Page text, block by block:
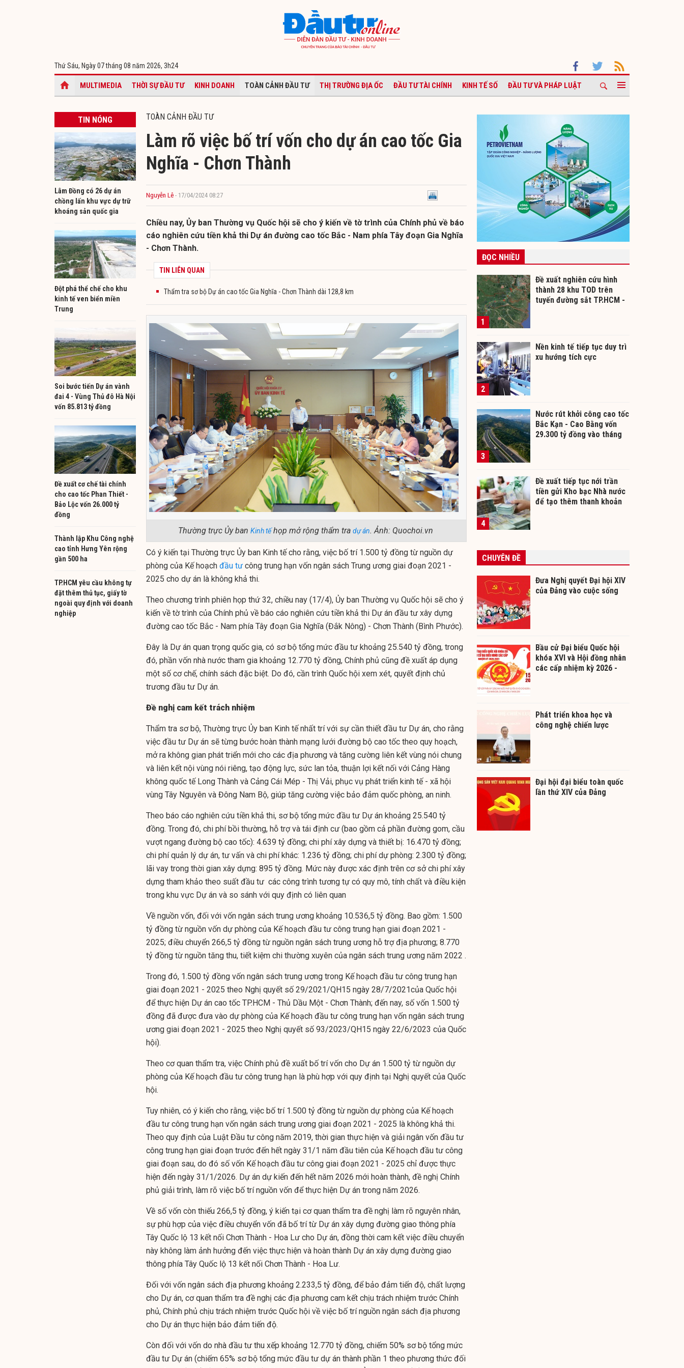
Thứ Sáu, Ngày 07 tháng 08 năm 2026, 3h24
MULTIMEDIA THỜI SỰ ĐẦU TƯ KINH DOANH TOÀN CẢNH ĐẦU TƯ THỊ TRƯỜNG ĐỊA ỐC ĐẦU TƯ TÀI CHÍNH KINH TẾ SỐ ĐẦU TƯ VÀ PHÁP LUẬT
TIN NÓNG
Lâm Đồng có 26 dự án
chồng lấn khu vực dự trữ
khoáng sản quốc gia
Đột phá thể chế cho khu
kinh tế ven biển miền
Trung
Soi bước tiến Dự án vành
đai 4 - Vùng Thủ đô Hà Nội
vốn 85.813 tỷ đồng
Đề xuất cơ chế tài chính
cho cao tốc Phan Thiết -
Bảo Lộc vốn 26.000 tỷ
đồng
Thành lập Khu Công nghệ
cao tỉnh Hưng Yên rộng
gần 500 ha
TP.HCM yêu cầu không tự
đặt thêm thủ tục, giấy tờ
ngoài quy định với doanh
nghiệp
TOÀN CẢNH ĐẦU TƯ
Làm rõ việc bố trí vốn cho dự án cao tốc Gia
Nghĩa - Chơn Thành
Nguyễn Lê - 17/04/2024 08:27
Chiều nay, Ủy ban Thường vụ Quốc hội sẽ cho ý kiến về tờ trình của Chính phủ về báo
cáo nghiên cứu tiền khả thi Dự án đường cao tốc Bắc - Nam phía Tây đoạn Gia Nghĩa
- Chơn Thành.
TIN LIÊN QUAN
Thẩm tra sơ bộ Dự án cao tốc Gia Nghĩa - Chơn Thành dài 128,8 km
Thường trực Ủy ban Kinh tếhọp mở rộng thẩm tra dự án. Ảnh: Quochoi.vn
Có ý kiến tại Thường trực Ủy ban Kinh tế cho rằng, việc bố trí 1.500 tỷ đồng từ nguồn dự
phòng của Kế hoạch đầu tư công trung hạn vốn ngân sách Trung ương giai đoạn 2021 -
2025 cho dự án là không khả thi.
Theo chương trình phiên họp thứ 32, chiều nay (17/4), Ủy ban Thường vụ Quốc hội sẽ cho ý
kiến về tờ trình của Chính phủ về báo cáo nghiên cứu tiền khả thi Dự án đầu tư xây dựng
đường cao tốc Bắc - Nam phía Tây đoạn Gia Nghĩa (Đắk Nông) - Chơn Thành (Bình Phước).
Đây là Dự án quan trọng quốc gia, có sơ bộ tổng mức đầu tư khoảng 25.540 tỷ đồng, trong
đó, phần vốn nhà nước tham gia khoảng 12.770 tỷ đồng, Chính phủ cũng đề xuất áp dụng
một số cơ chế, chính sách đặc biệt. Do đó, cần trình Quốc hội xem xét, quyết định chủ
trương đầu tư Dự án.
Đề nghị cam kết trách nhiệm
Thẩm tra sơ bộ, Thường trực Ủy ban Kinh tế nhất trí với sự cần thiết đầu tư Dự án, cho rằng
việc đầu tư Dự án sẽ từng bước hoàn thành mạng lưới đường bộ cao tốc theo quy hoạch,
mở ra không gian phát triển mới cho các địa phương và tăng cường liên kết vùng nói chung
và liên kết nội vùng nói riêng, tạo động lực, sức lan tỏa, thuận lợi kết nối với Cảng Hàng
không quốc tế Long Thành và Cảng Cái Mép - Thị Vải, phục vụ phát triển kinh tế - xã hội
vùng Tây Nguyên và Đông Nam Bộ, giúp tăng cường việc bảo đảm quốc phòng, an ninh.
Theo báo cáo nghiên cứu tiền khả thi, sơ bộ tổng mức đầu tư Dự án khoảng 25.540 tỷ
đồng. Trong đó, chi phí bồi thường, hỗ trợ và tái định cư (bao gồm cả phần đường gom, cầu
vượt ngang đường bộ cao tốc): 4.639 tỷ đồng; chi phí xây dựng và thiết bị: 16.470 tỷ đồng;
chi phí quản lý dự án, tư vấn và chi phí khác: 1.236 tỷ đồng; chi phí dự phòng: 2.300 tỷ đồng;
lãi vay trong thời gian xây dựng: 895 tỷ đồng. Mức này được xác định trên cơ sở chi phí xây
dựng tham khảo theo suất đầu tư các công trình tương tự có quy mô, tính chất và điều kiện
trong khu vực Dự án và so sánh với quy định có liên quan
Về nguồn vốn, đối với vốn ngân sách trung ương khoảng 10.536,5 tỷ đồng. Bao gồm: 1.500
tỷ đồng từ nguồn vốn dự phòng của Kế hoạch đầu tư công trung hạn giai đoạn 2021 -
2025; điều chuyển 266,5 tỷ đồng từ nguồn ngân sách trung ương hỗ trợ địa phương; 8.770
tỷ đồng từ nguồn tăng thu, tiết kiệm chi thường xuyên của ngân sách trung ương năm 2022 .
Trong đó, 1.500 tỷ đồng vốn ngân sách trung ương trong Kế hoạch đầu tư công trung hạn
giai đoạn 2021 - 2025 theo Nghị quyết số 29/2021/QH15 ngày 28/7/2021của Quốc hội
để thực hiện Dự án cao tốc TP.HCM - Thủ Dầu Một - Chơn Thành; đến nay, số vốn 1.500 tỷ
đồng đã được đưa vào dự phòng của Kế hoạch đầu tư công trung hạn vốn ngân sách trung
ương giai đoạn 2021 - 2025 theo Nghị quyết số 93/2023/QH15 ngày 22/6/2023 của Quốc
hội).
Theo cơ quan thẩm tra, việc Chính phủ đề xuất bố trí vốn cho Dự án 1.500 tỷ từ nguồn dự
phòng của Kế hoạch đầu tư công trung hạn là phù hợp với quy định tại Nghị quyết của Quốc
hội.
Tuy nhiên, có ý kiến cho rằng, việc bố trí 1.500 tỷ đồng từ nguồn dự phòng của Kế hoạch
đầu tư công trung hạn vốn ngân sách trung ương giai đoạn 2021 - 2025 là không khả thi.
Theo quy định của Luật Đầu tư công năm 2019, thời gian thực hiện và giải ngân vốn đầu tư
công trung hạn giai đoạn trước đến hết ngày 31/1 năm đầu tiên của Kế hoạch đầu tư công
giai đoạn sau, do đó số vốn Kế hoạch đầu tư công giai đoạn 2021 - 2025 chỉ được thực
hiện đến ngày 31/1/2026. Dự án dự kiến đến hết năm 2026 mới hoàn thành, đề nghị Chính
phủ giải trình, làm rõ việc bố trí nguồn vốn để thực hiện Dự án trong năm 2026.
Về số vốn còn thiếu 266,5 tỷ đồng, ý kiến tại cơ quan thẩm tra đề nghị làm rõ nguyên nhân,
sự phù hợp của việc điều chuyển vốn đã bố trí từ Dự án xây dựng đường giao thông phía
Tây Quốc lộ 13 kết nối Chơn Thành - Hoa Lư cho Dự án, đồng thời cam kết việc điều chuyển
này không làm ảnh hưởng đến việc thực hiện và hoàn thành Dự án xây dựng đường giao
thông phía Tây Quốc lộ 13 kết nối Chơn Thành - Hoa Lư.
Đối với vốn ngân sách địa phương khoảng 2.233,5 tỷ đồng, để bảo đảm tiến độ, chất lượng
cho Dự án, cơ quan thẩm tra đề nghị các địa phương cam kết chịu trách nhiệm trước Chính
phủ, Chính phủ chịu trách nhiệm trước Quốc hội về việc bố trí nguồn ngân sách địa phương
cho Dự án thực hiện bảo đảm tiến độ.
Còn đối với vốn do nhà đầu tư thu xếp khoảng 12.770 tỷ đồng, chiếm 50% sơ bộ tổng mức
đầu tư Dự án (chiếm 65% sơ bộ tổng mức đầu tư dự án thành phần 1 theo phương thức đối
ĐỌC NHIỀU
1
Đề xuất nghiên cứu hình
thành 28 khu TOD trên
tuyến đường sắt TP.HCM -
2
Nền kinh tế tiếp tục duy trì
xu hướng tích cực
3
Nước rút khởi công cao tốc
Bắc Kạn - Cao Bằng vốn
29.300 tỷ đồng vào tháng
4
Đề xuất tiếp tục nới trần
tiền gửi Kho bạc Nhà nước
để tạo thêm thanh khoản
CHUYÊN ĐỀ
Đưa Nghị quyết Đại hội XIV
của Đảng vào cuộc sống
Bầu cử Đại biểu Quốc hội
khóa XVI và Hội đồng nhân
các cấp nhiệm kỳ 2026 -
Phát triển khoa học và
công nghệ chiến lược
Đại hội đại biểu toàn quốc
lần thứ XIV của Đảng